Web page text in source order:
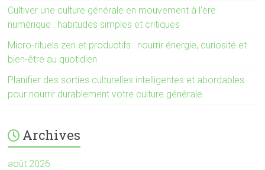
Cultiver une culture générale en mouvement à l’ère
numérique : habitudes simples et critiques
Micro-rituels zen et productifs : nourrir énergie, curiosité et
bien-être au quotidien
Planifier des sorties culturelles intelligentes et abordables
pour nourrir durablement votre culture générale
Archives
août 2026